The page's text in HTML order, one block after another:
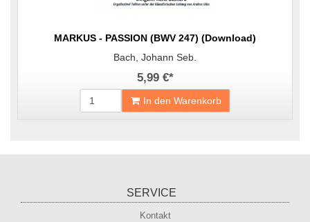
MARKUS - PASSION (BWV 247) (Download)
Bach, Johann Seb.
5,99 €*
In den Warenkorb
SERVICE
Kontakt